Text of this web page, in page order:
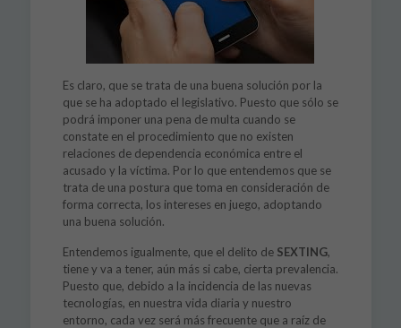
Es claro, que se trata de una buena solución por la
que se ha adoptado el legislativo. Puesto que sólo se
podrá imponer una pena de multa cuando se
constate en el procedimiento que no existen
relaciones de dependencia económica entre el
acusado y la víctima. Por lo que entendemos que se
trata de una postura que toma en consideración de
forma correcta, los intereses en juego, adoptando
una buena solución.
Entendemos igualmente, que el delito de SEXTING,
tiene y va a tener, aún más si cabe, cierta prevalencia.
Puesto que, debido a la incidencia de las nuevas
tecnologías, en nuestra vida diaria y nuestro
entorno, cada vez será más frecuente que a raíz de